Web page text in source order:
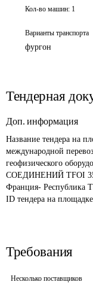
Кол-во машин: 1
Варианты транспорта
фургон
Тендерная
Доп. информация
Название тендера на
международной
геофизического
СОЕДИНЕНИЙ TFOI
Франция- Республика
ID тендера на
Требования
Несколько поставщиков